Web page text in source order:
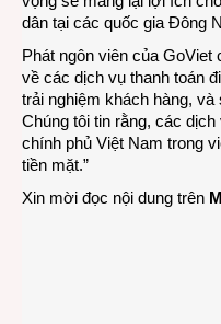
dân tại các quốc gia Đông
Phát ngôn viên của GoViet
về các dịch vụ thanh toán
trải nghiệm khách hàng,
Chúng tôi tin rằng, các
chính phủ Việt Nam trong
tiền mặt.”
Xin mời đọc nội dung trên